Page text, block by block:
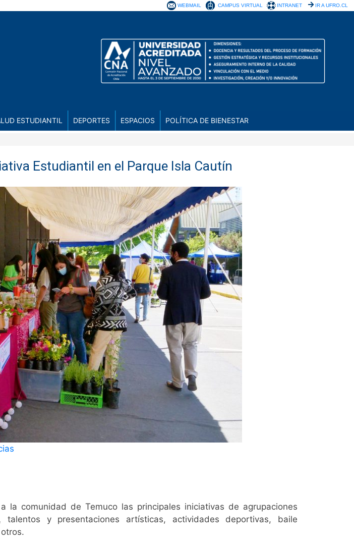
WEBMAIL CAMPUS VIRTUAL INTRANET IR A UFRO.CL
ESTUDIANTIL DEPORTES ESPACIOS POLÍTICA DE BIENESTAR
Estudiantil en el Parque Isla Cautín
la comunidad de Temuco las principales iniciativas de agrupaciones
talentos y presentaciones artísticas, actividades deportivas, baile